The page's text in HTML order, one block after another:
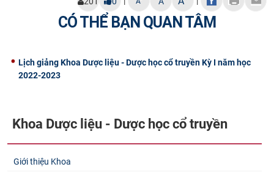
KHOA HỌC CÔNG NGHỆ
CỰU NGƯỜI HỌC
CÓ THỂ BẠN QUAN TÂM
Lịch giảng Khoa Dược liệu - Dược học cổ truyền Kỳ I năm học
2022-2023
Khoa Dược liệu - Dược học cổ truyền
Giới thiệu Khoa